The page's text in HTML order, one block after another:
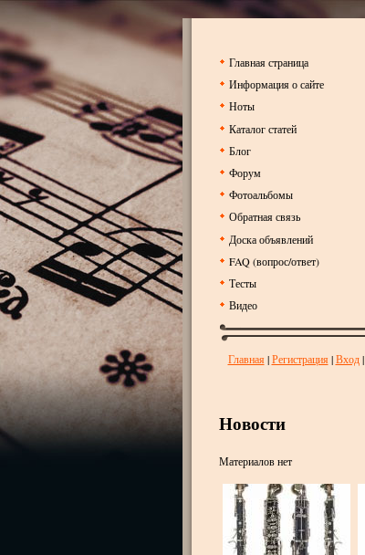
Главная страница
Информация о сайте
Ноты
Каталог статей
Блог
Форум
Фотоальбомы
Обратная связь
Доска объявлений
FAQ (вопрос/ответ)
Тесты
Видео
Главная |Регистрация |Вход|
Новости
Материалов нет